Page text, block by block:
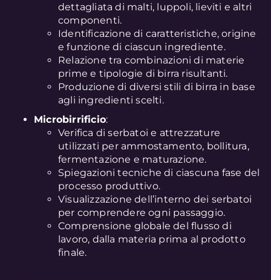
dettagliata di malti, luppoli, lieviti e altri
componenti.
Identificazione di caratteristiche, origine
e funzione di ciascun ingrediente.
Relazione tra combinazioni di materie
prime e tipologie di birra risultanti.
Produzione di diversi stili di birra in base
agli ingredienti scelti.
Microbirrificio:
Verifica di serbatoi e attrezzature
utilizzati per ammostamento, bollitura,
fermentazione e maturazione.
Spiegazioni tecniche di ciascuna fase del
processo produttivo.
Visualizzazione dell’interno dei serbatoi
per comprendere ogni passaggio.
Comprensione globale del flusso di
lavoro, dalla materia prima al prodotto
finale.